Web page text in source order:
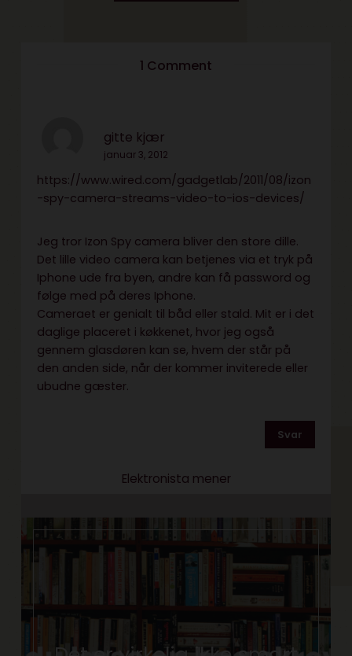
1 Comment
gitte kjær
januar 3, 2012
https://www.wired.com/gadgetlab/2011/08/izon
-spy-camera-streams-video-to-ios-devices/
Jeg tror Izon Spy camera bliver den store dille.
Det lille video camera kan betjenes via et tryk på
Iphone ude fra byen, andre kan få password og
følge med på deres Iphone.
Cameraet er genialt til båd eller stald. Mit er i det
daglige placeret i køkkenet, hvor jeg også
gennem glasdøren kan se, hvem der står på
den anden side, når der kommer inviterede eller
ubudne gæster.
Svar
Elektronista mener